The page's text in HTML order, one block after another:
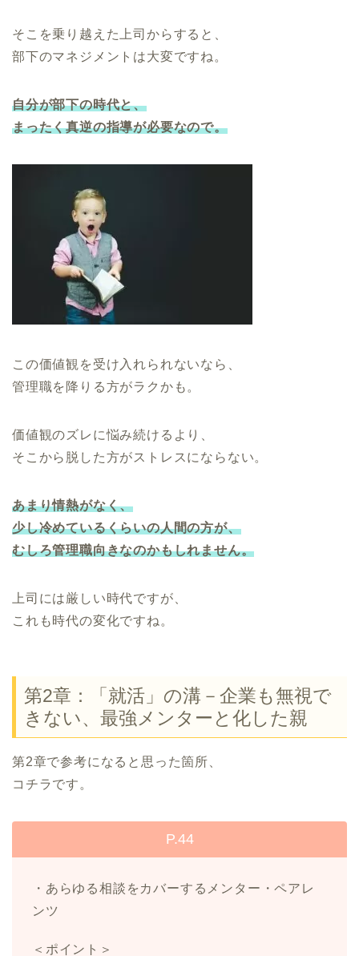
そこを乗り越えた上司からすると、
部下のマネジメントは大変ですね。
自分が部下の時代と、
まったく真逆の指導が必要なので。
この価値観を受け入れられないなら、
管理職を降りる方がラクかも。
価値観のズレに悩み続けるより、
そこから脱した方がストレスにならない。
あまり情熱がなく、
少し冷めているくらいの人間の方が、
むしろ管理職向きなのかもしれません。
上司には厳しい時代ですが、
これも時代の変化ですね。
第2章：「就活」の溝－企業も無視で
きない、最強メンターと化した親
第2章で参考になると思った箇所、
コチラです。
P.44
・あらゆる相談をカバーするメンター・ペアレ
ンツ
＜ポイント＞